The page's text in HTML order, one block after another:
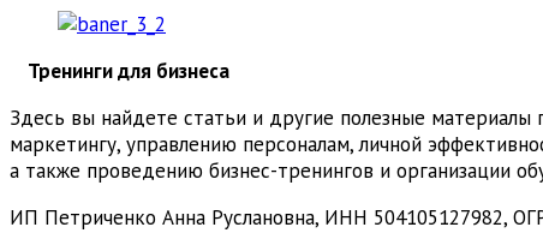
Тренинги для бизнеса
Здесь вы найдете статьи и другие полезные материалы
маркетингу, управлению персоналам, личной
а также проведению бизнес-тренингов и организации
ИП Петриченко Анна Руслановна, ИНН 504105127982,